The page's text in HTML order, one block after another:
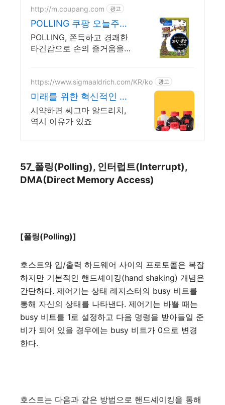
http://m.coupang.com 광고
POLLING 쿠팡 오늘주문
내일도착 로켓배송
POLLING, 쫀득하고 경쾌한
타건감으로 손의 즐거움을
https://www.sigmaaldrich.com/KR/ko 광고
미래를 위한 혁신적인 솔
루션
시약하면 씨그마 알드리치,
역시 이유가 있죠
57_폴링(Polling), 인터럽트(Interrupt),
DMA(Direct Memory Access)
[폴링(Polling)]
호스트와 입/출력 하드웨어 사이의 프로토콜은 복잡
하지만 기본적인 핸드셰이킹(hand shaking) 개념은
간단하다. 제어기는 상태 레지스터의 busy 비트를
통해 자신의 상태를 나타낸다. 제어기는 바쁠 때는
busy 비트를 1로 설정하고 다음 명령을 받아들일 준
비가 되어 있을 경우에는 busy 비트가 0으로 변경
한다.
호스트는 다음과 같은 방법으로 핸드셰이킹을 통해